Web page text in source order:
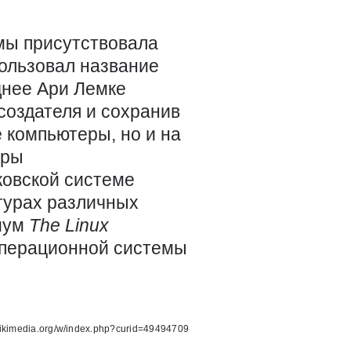
присутствовала
название
Ари Лемке
и сохранив
компьютеры, но и на
системе
различных
The Linux
системы
w/index.php?curid=49494709